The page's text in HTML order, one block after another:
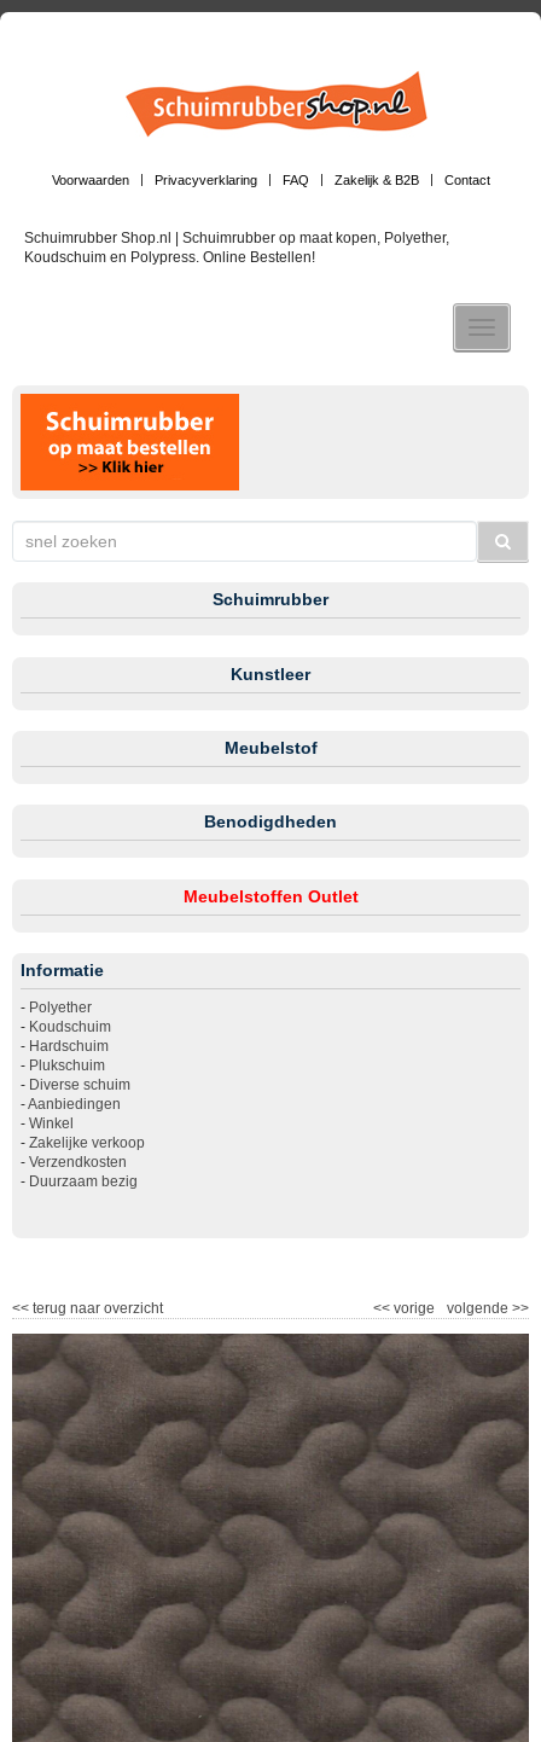
Voorwaarden Privacyverklaring FAQ Zakelijk & B2B Contact
Schuimrubber Shop.nl | Schuimrubber op maat kopen, Polyether,
Koudschuim en Polypress. Online Bestellen!
Toggle
Schuimrubber
Kunstleer
Meubelstof
Benodigdheden
Meubelstoffen Outlet
Informatie
- Polyether
- Koudschuim
- Hardschuim
- Plukschuim
- Diverse schuim
-Aanbiedingen
- Winkel
- Zakelijke verkoop
- Verzendkosten
- Duurzaam bezig
<< terug naar overzicht volgende >>
<< vorige